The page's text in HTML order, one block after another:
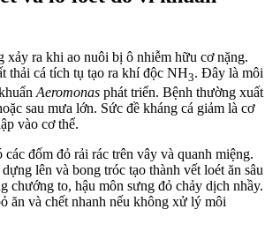
xảy ra khi ao nuôi bị ô nhiễm hữu cơ nặng.
thải cá tích tụ tạo ra khí độc NH3. Đây là môi
Aeromonas phát triển. Bệnh thường xuất
sau mưa lớn. Sức đề kháng cá giảm là cơ
vào cơ thể.
các đốm đỏ rải rác trên vây và quanh miệng.
lên và bong tróc tạo thành vết loét ăn sâu
chướng to, hậu môn sưng đỏ chảy dịch nhầy.
ăn và chết nhanh nếu không xử lý môi